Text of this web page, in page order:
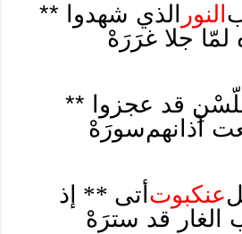
النور الذي شهدوا **
لمّا جلا غرَرَهْ
قد عجزوا **
آذانهمسورَهْ
عنكبوت أتى ** إذ
الغار قد سترَهْ